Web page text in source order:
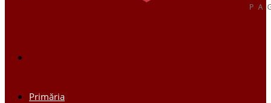
Primăria